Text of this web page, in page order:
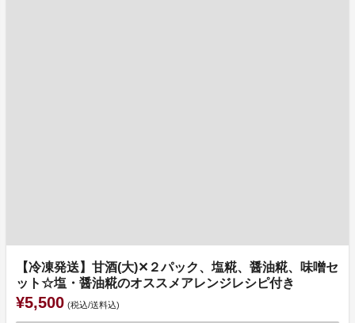
【冷凍発送】甘酒(大)✕２パック、塩糀、醤油糀、味噌セ
ット☆塩・醤油糀のオススメアレンジレシピ付き
¥5,500 (税込/送料込)